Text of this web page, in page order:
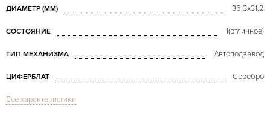
ДИАМЕТР (MM) 35,3x31,2
СОСТОЯНИЕ 1(отличное)
ТИП МЕХАНИЗМА Автоподзавод
ЦИФЕРБЛАТ Серебро
СТЕКЛО
Все характеристики